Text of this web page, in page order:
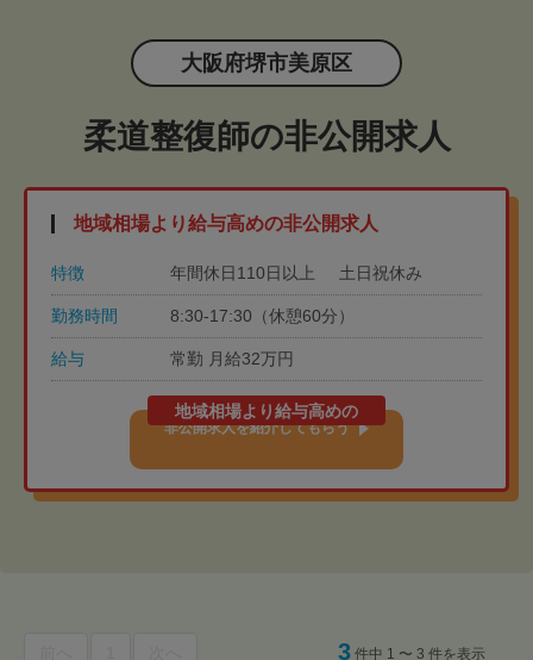
大阪府堺市美原区
柔道整復師の非公開求人
地域相場より給与高めの非公開求人
特徴 年間休日110日以上 土日祝休み
勤務時間 8:30-17:30（休憩60分）
給与 常勤 月給32万円
地域相場より給与高めの
非公開求人を紹介してもらう
3 件中 1 〜 3 件を表示